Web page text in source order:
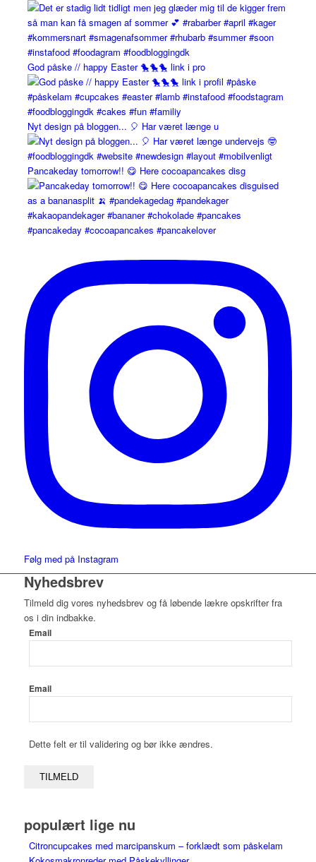
God påske // happy Easter 🐤🐤🐤 link i pro
Nyt design på bloggen... 🎈 Har været længe u
Pancakeday tomorrow!! 😋 Here cocoapancakes disg
Følg med på Instagram
Nyhedsbrev
Tilmeld dig vores nyhedsbrev og få løbende lækre opskrifter fra
os i din indbakke.
Email
Email
Dette felt er til validering og bør ikke ændres.
populært lige nu
Citroncupcakes med marcipanskum – forklædt som påskelam